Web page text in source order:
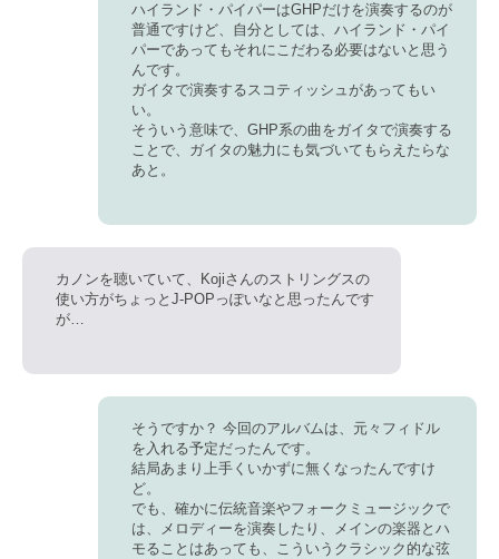
ハイランド・パイパーはGHPだけを演奏するのが
普通ですけど、自分としては、ハイランド・パイ
パーであってもそれにこだわる必要はないと思う
んです。
ガイタで演奏するスコティッシュがあってもい
い。
そういう意味で、GHP系の曲をガイタで演奏する
ことで、ガイタの魅力にも気づいてもらえたらな
あと。
カノンを聴いていて、Kojiさんのストリングスの
使い方がちょっとJ-POPっぽいなと思ったんです
が…
そうですか？ 今回のアルバムは、元々フィドル
を入れる予定だったんです。
結局あまり上手くいかずに無くなったんですけ
ど。
でも、確かに伝統音楽やフォークミュージックで
は、メロディーを演奏したり、メインの楽器とハ
モることはあっても、こういうクラシック的な弦